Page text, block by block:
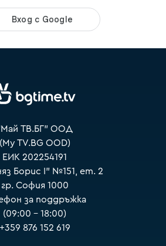
ТВ.БГ" ООД
(My TV.BG OOD)
ЕИК 202254191
Борис I" №151, ет. 2
гр. София 1000
за поддръжка
(09:00 – 18:00)
+359 876 152 619